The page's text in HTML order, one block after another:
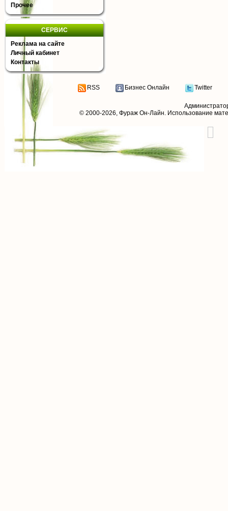
Прочее
СЕРВИС
Реклама на сайте
Личный кабинет
Контакты
RSS Бизнес Онлайн Twitter
© 2000-2026, Фураж Он-Лайн. Использование